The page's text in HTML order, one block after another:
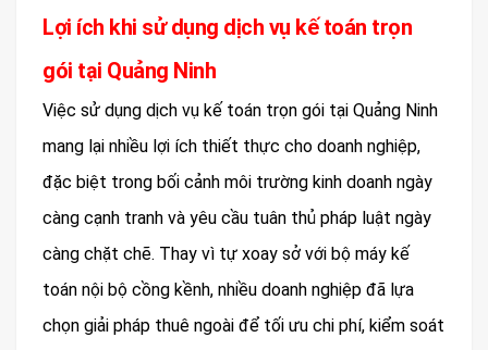
Lợi ích khi sử dụng dịch vụ kế toán trọn
gói tại Quảng Ninh
Việc sử dụng dịch vụ kế toán trọn gói tại Quảng Ninh
mang lại nhiều lợi ích thiết thực cho doanh nghiệp,
đặc biệt trong bối cảnh môi trường kinh doanh ngày
càng cạnh tranh và yêu cầu tuân thủ pháp luật ngày
càng chặt chẽ. Thay vì tự xoay sở với bộ máy kế
toán nội bộ cồng kềnh, nhiều doanh nghiệp đã lựa
chọn giải pháp thuê ngoài để tối ưu chi phí, kiểm soát